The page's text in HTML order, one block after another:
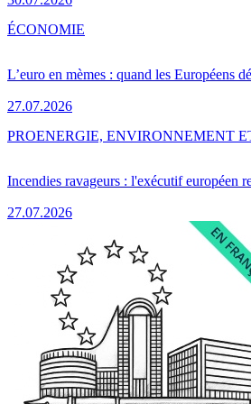
L’euro en mèmes : quand les Européens
27.07.2026
ÉCONOMIE
Incendies ravageurs : l'exécutif européen
27.07.2026
PROENERGIE, ENVIRONNEMENT